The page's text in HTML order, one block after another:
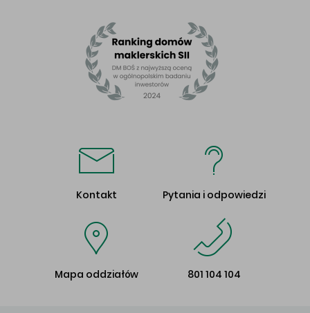
Kontakt Pytania i odpowiedzi
Mapa oddziałów 801 104 104